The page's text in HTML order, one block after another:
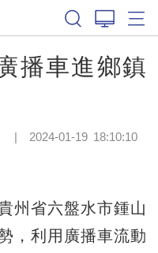
播車進鄉鎮
| 2024-01-19 18:10:10
省六盤水市鍾山
，利用廣播車流動